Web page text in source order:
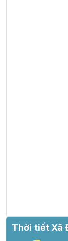
Thời tiết Xã